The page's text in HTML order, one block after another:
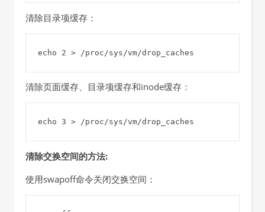
清除目录项缓存：
echo 2 > /proc/sys/vm/drop_caches
清除页面缓存、目录项缓存和inode缓存：
echo 3 > /proc/sys/vm/drop_caches
清除交换空间的方法:
使用swapoff命令关闭交换空间：